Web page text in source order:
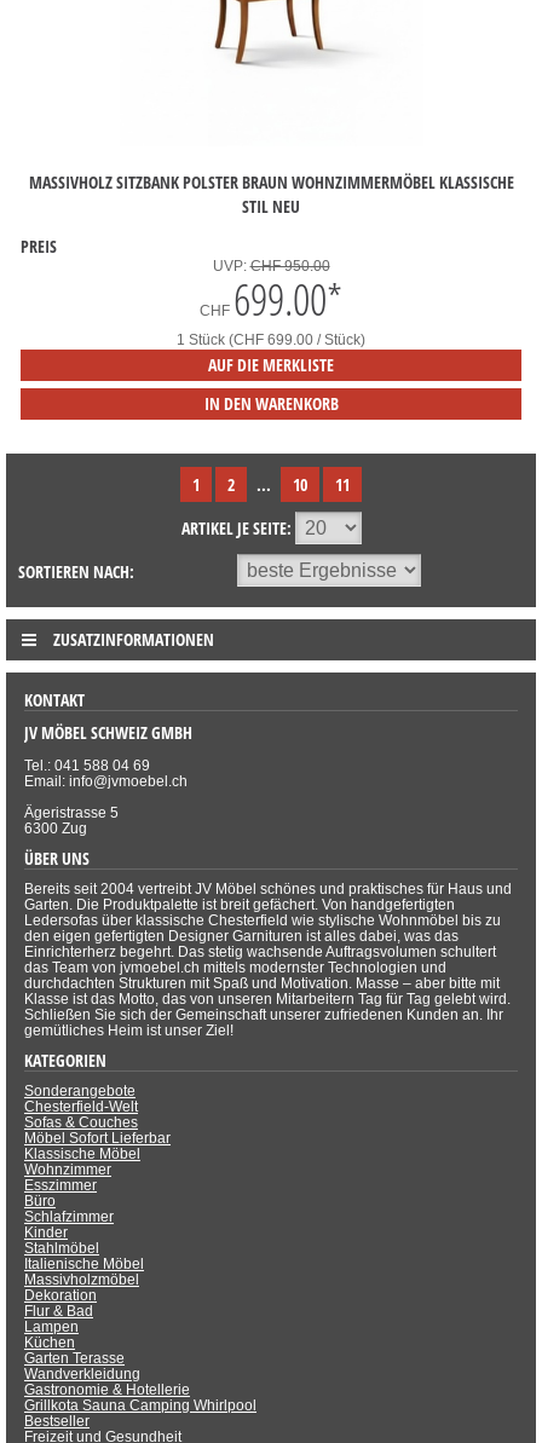
MASSIVHOLZ SITZBANK POLSTER BRAUN WOHNZIMMERMÖBEL KLASSISCHE
STIL NEU
PREIS
UVP:CHF 950.00
CHF 699.00*
1 Stück (CHF 699.00 / Stück)
AUF DIE MERKLISTE
IN DEN WARENKORB
1 2 ... 10
11
ARTIKEL JE SEITE:
SORTIEREN NACH:
ZUSATZINFORMATIONEN
KONTAKT
JV MÖBEL SCHWEIZ GMBH
Tel.: 041 588 04 69
Email: info@jvmoebel.ch
Ägeristrasse 5
6300 Zug
ÜBER UNS
Bereits seit 2004 vertreibt JV Möbel schönes und praktisches für Haus und
Garten. Die Produktpalette ist breit gefächert. Von handgefertigten
Ledersofas über klassische Chesterfield wie stylische Wohnmöbel bis zu
den eigen gefertigten Designer Garnituren ist alles dabei, was das
Einrichterherz begehrt. Das stetig wachsende Auftragsvolumen schultert
das Team von jvmoebel.ch mittels modernster Technologien und
durchdachten Strukturen mit Spaß und Motivation. Masse – aber bitte mit
Klasse ist das Motto, das von unseren Mitarbeitern Tag für Tag gelebt wird.
Schließen Sie sich der Gemeinschaft unserer zufriedenen Kunden an. Ihr
gemütliches Heim ist unser Ziel!
KATEGORIEN
Sonderangebote
Chesterfield-Welt
Sofas & Couches
Möbel Sofort Lieferbar
Klassische Möbel
Wohnzimmer
Esszimmer
Büro
Schlafzimmer
Kinder
Stahlmöbel
Italienische Möbel
Massivholzmöbel
Dekoration
Flur & Bad
Lampen
Küchen
Garten Terasse
Wandverkleidung
Gastronomie & Hotellerie
Grillkota Sauna Camping Whirlpool
Bestseller
Freizeit und Gesundheit